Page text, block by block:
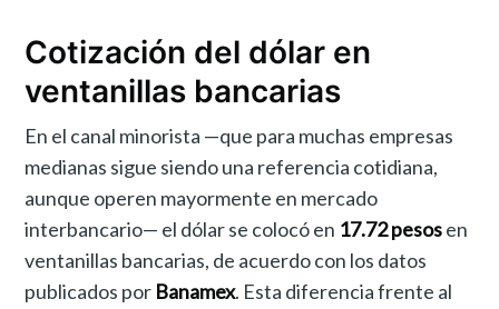
Cotización del dólar en
ventanillas bancarias
En el canal minorista —que para muchas empresas
medianas sigue siendo una referencia cotidiana,
aunque operen mayormente en mercado
interbancario— el dólar se colocó en 17.72 pesosen
ventanillas bancarias, de acuerdo con los datos
publicados por Banamex. Esta diferencia frente al